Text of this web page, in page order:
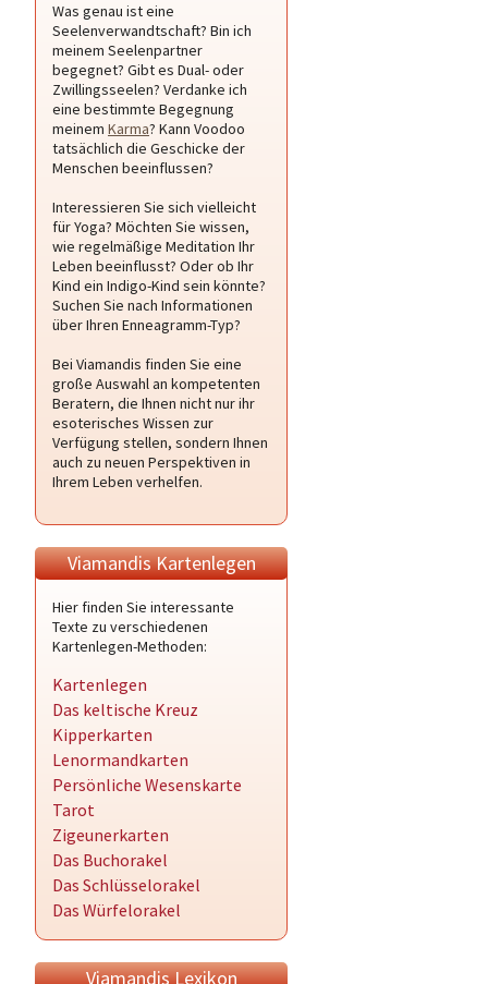
Was genau ist eine
Seelenverwandtschaft? Bin ich
meinem Seelenpartner
begegnet? Gibt es Dual- oder
Zwillingsseelen? Verdanke ich
eine bestimmte Begegnung
meinem Karma? Kann Voodoo
tatsächlich die Geschicke der
Menschen beeinflussen?
Interessieren Sie sich vielleicht
für Yoga? Möchten Sie wissen,
wie regelmäßige Meditation Ihr
Leben beeinflusst? Oder ob Ihr
Kind ein Indigo-Kind sein könnte?
Suchen Sie nach Informationen
über Ihren Enneagramm-Typ?
Bei Viamandis finden Sie eine
große Auswahl an kompetenten
Beratern, die Ihnen nicht nur ihr
esoterisches Wissen zur
Verfügung stellen, sondern Ihnen
auch zu neuen Perspektiven in
Ihrem Leben verhelfen.
Viamandis Kartenlegen
Hier finden Sie interessante
Texte zu verschiedenen
Kartenlegen-Methoden:
Kartenlegen
Das keltische Kreuz
Kipperkarten
Lenormandkarten
Persönliche Wesenskarte
Tarot
Zigeunerkarten
Das Buchorakel
Das Schlüsselorakel
Das Würfelorakel
Viamandis Lexikon